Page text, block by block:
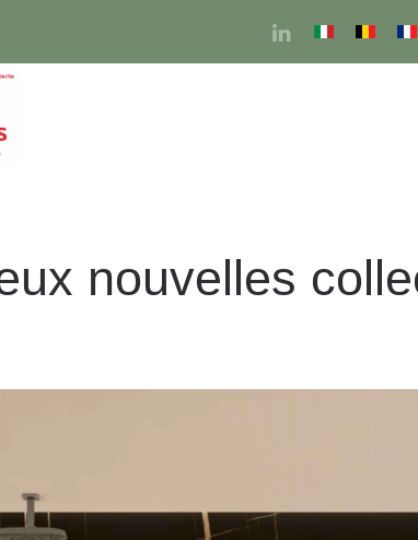
nouvelles